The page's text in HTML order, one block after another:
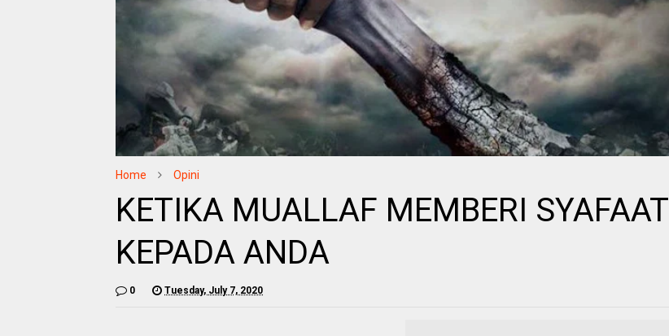
Home Opini
KETIKA MUALLAF MEMBERI SYAFAAT
KEPADA ANDA
0 Tuesday, July 7, 2020